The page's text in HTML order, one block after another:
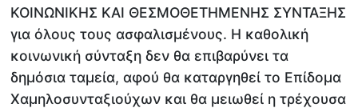
ΚΟΙΝΩΝΙΚΗΣ ΚΑΙ ΘΕΣΜΟΘΕΤΗΜΕΝΗΣ ΣΥΝΤΑΞΗΣ
για όλους τους ασφαλισμένους. Η καθολική
κοινωνική σύνταξη δεν θα επιβαρύνει τα
δημόσια ταμεία, αφού θα καταργηθεί το Επίδομα
Χαμηλοσυνταξιούχων και θα μειωθεί η τρέχουσα